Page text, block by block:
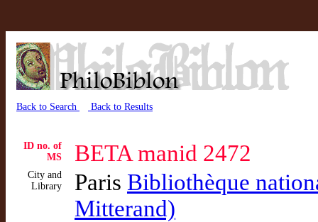
Back to Search Back to Results
ID no. of
MS
BETA manid 2472
City and
Library
Paris Bibliothèque
Mitterand)